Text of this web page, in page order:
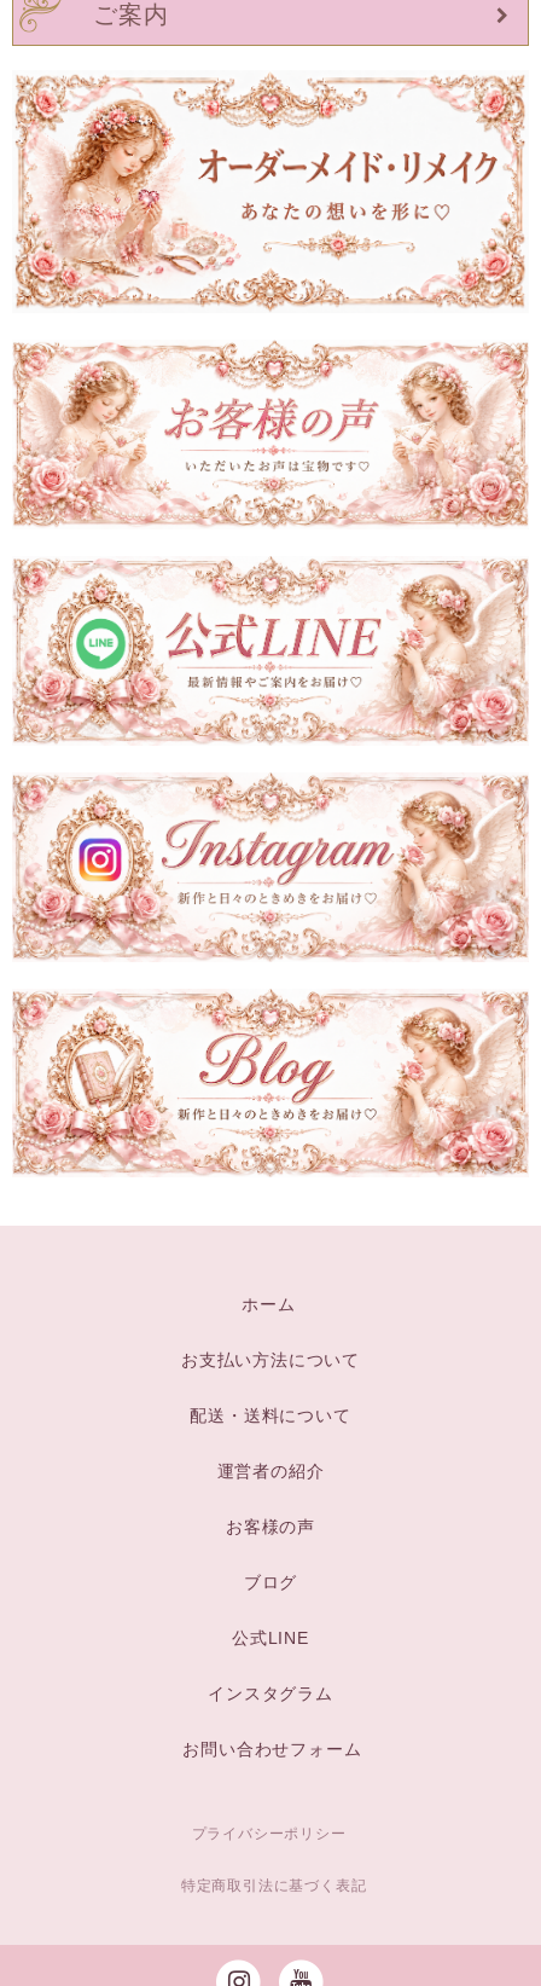
ご案内
ホーム
お支払い方法について
配送・送料について
運営者の紹介
お客様の声
ブログ
公式LINE
インスタグラム
お問い合わせフォーム
プライバシーポリシー
特定商取引法に基づく表記